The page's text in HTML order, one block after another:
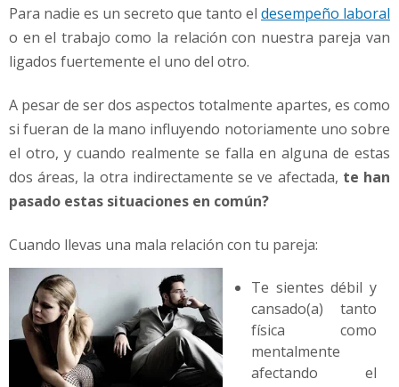
v
d
a
Para nadie es un secreto que tanto el desempeño laboral
o en el trabajo como la relación con nuestra pareja van
ligados fuertemente el uno del otro.
A pesar de ser dos aspectos totalmente apartes, es como
si fueran de la mano influyendo notoriamente uno sobre
el otro, y cuando realmente se falla en alguna de estas
dos áreas, la otra indirectamente se ve afectada, te han
pasado estas situaciones en común?
Cuando llevas una mala relación con tu pareja:
Te sientes débil y
cansado(a) tanto
física como
mentalmente
afectando el